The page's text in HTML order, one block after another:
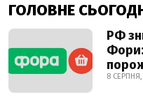
ГОЛОВНЕ
РФ
Фори:
8